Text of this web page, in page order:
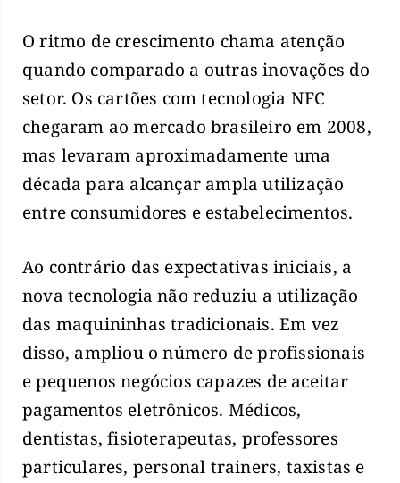
O ritmo de crescimento chama atenção
quando comparado a outras inovações do
setor. Os cartões com tecnologia NFC
chegaram ao mercado brasileiro em 2008,
mas levaram aproximadamente uma
década para alcançar ampla utilização
entre consumidores e estabelecimentos.
Ao contrário das expectativas iniciais, a
nova tecnologia não reduziu a utilização
das maquininhas tradicionais. Em vez
disso, ampliou o número de profissionais
e pequenos negócios capazes de aceitar
pagamentos eletrônicos. Médicos,
dentistas, fisioterapeutas, professores
particulares, personal trainers, taxistas e